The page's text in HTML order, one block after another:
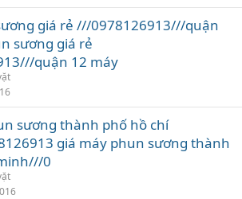
giá rẻ ///0978126913///quận
sương giá rẻ
quận 12 máy
sương thành phố hồ chí
giá máy phun sương thành
0